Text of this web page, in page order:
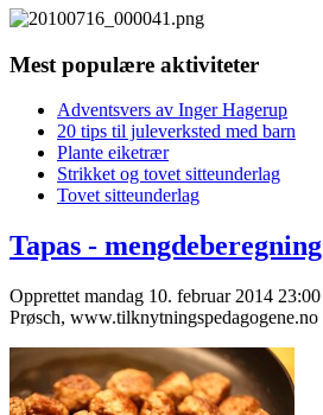
Mest populære aktiviteter
Adventsvers av Inger Hagerup
20 tips til juleverksted med barn
Plante eiketrær
Strikket og tovet sitteunderlag
Tovet sitteunderlag
Tapas - mengdeberegning
Opprettet mandag 10. februar 2014 23:00
Prøsch, www.tilknytningspedagogene.no